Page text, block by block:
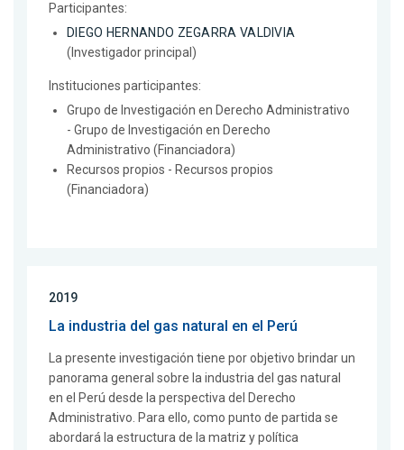
Participantes:
DIEGO HERNANDO ZEGARRA VALDIVIA
(Investigador principal)
Instituciones participantes:
Grupo de Investigación en Derecho Administrativo
- Grupo de Investigación en Derecho
Administrativo (Financiadora)
Recursos propios - Recursos propios
(Financiadora)
2019
La industria del gas natural en el Perú
La presente investigación tiene por objetivo brindar un
panorama general sobre la industria del gas natural
en el Perú desde la perspectiva del Derecho
Administrativo. Para ello, como punto de partida se
abordará la estructura de la matriz y política